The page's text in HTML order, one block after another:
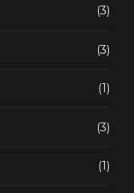
(3)
(3)
(1)
(3)
(1)